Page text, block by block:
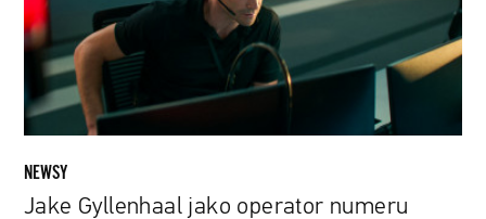
w
remake'u
„Winni”
NEWSY
Jake Gyllenhaal jako operator numeru